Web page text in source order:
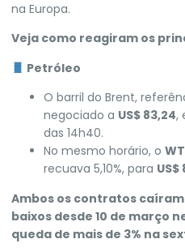
na Europa.
Veja como reagiram os
Petróleo
O barril do Brent,
negociado a US$ 83,24,
das 14h40.
No mesmo horário, o
recuava 5,10%, para US$
Ambos os contratos
baixos desde 10 de março
queda de mais de 3% na